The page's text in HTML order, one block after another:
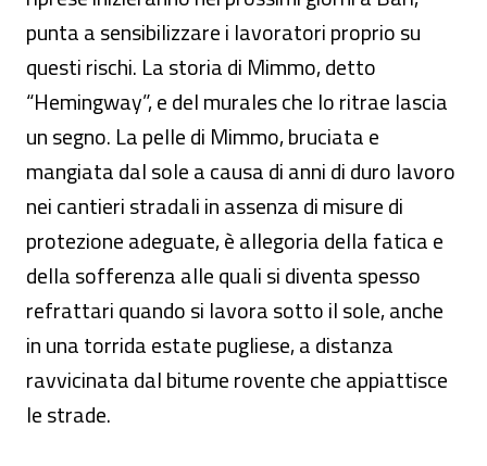
punta a sensibilizzare i lavoratori proprio su
questi rischi. La storia di Mimmo, detto
“Hemingway”, e del murales che lo ritrae lascia
un segno. La pelle di Mimmo, bruciata e
mangiata dal sole a causa di anni di duro lavoro
nei cantieri stradali in assenza di misure di
protezione adeguate, è allegoria della fatica e
della sofferenza alle quali si diventa spesso
refrattari quando si lavora sotto il sole, anche
in una torrida estate pugliese, a distanza
ravvicinata dal bitume rovente che appiattisce
le strade.